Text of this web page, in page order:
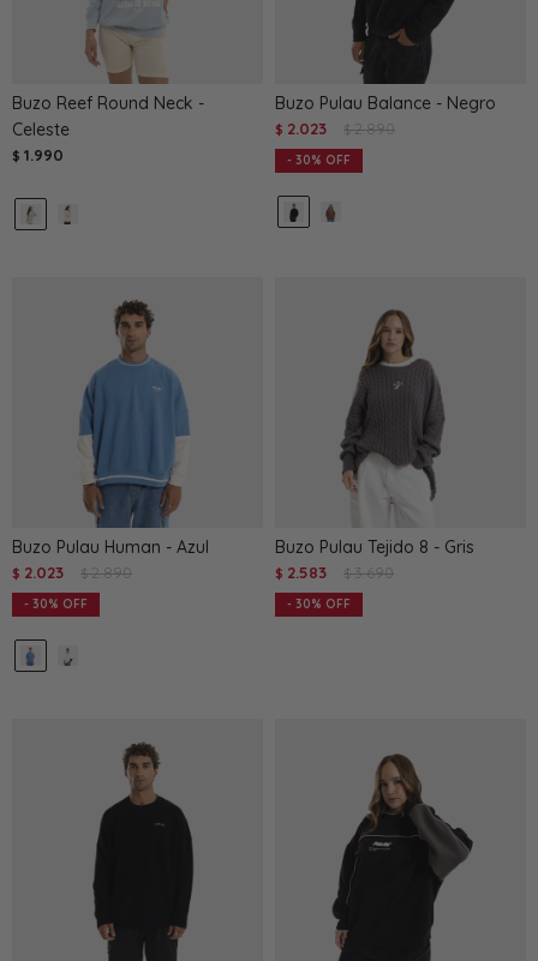
Buzo Reef Round Neck -
Celeste
$ 1.990
Buzo Pulau Balance - Negro
$ 2.023 $ 2.890
30
Buzo Pulau Human - Azul
$ 2.023 $ 2.890
30
Buzo Pulau Tejido 8 - Gris
$ 2.583 $ 3.690
30